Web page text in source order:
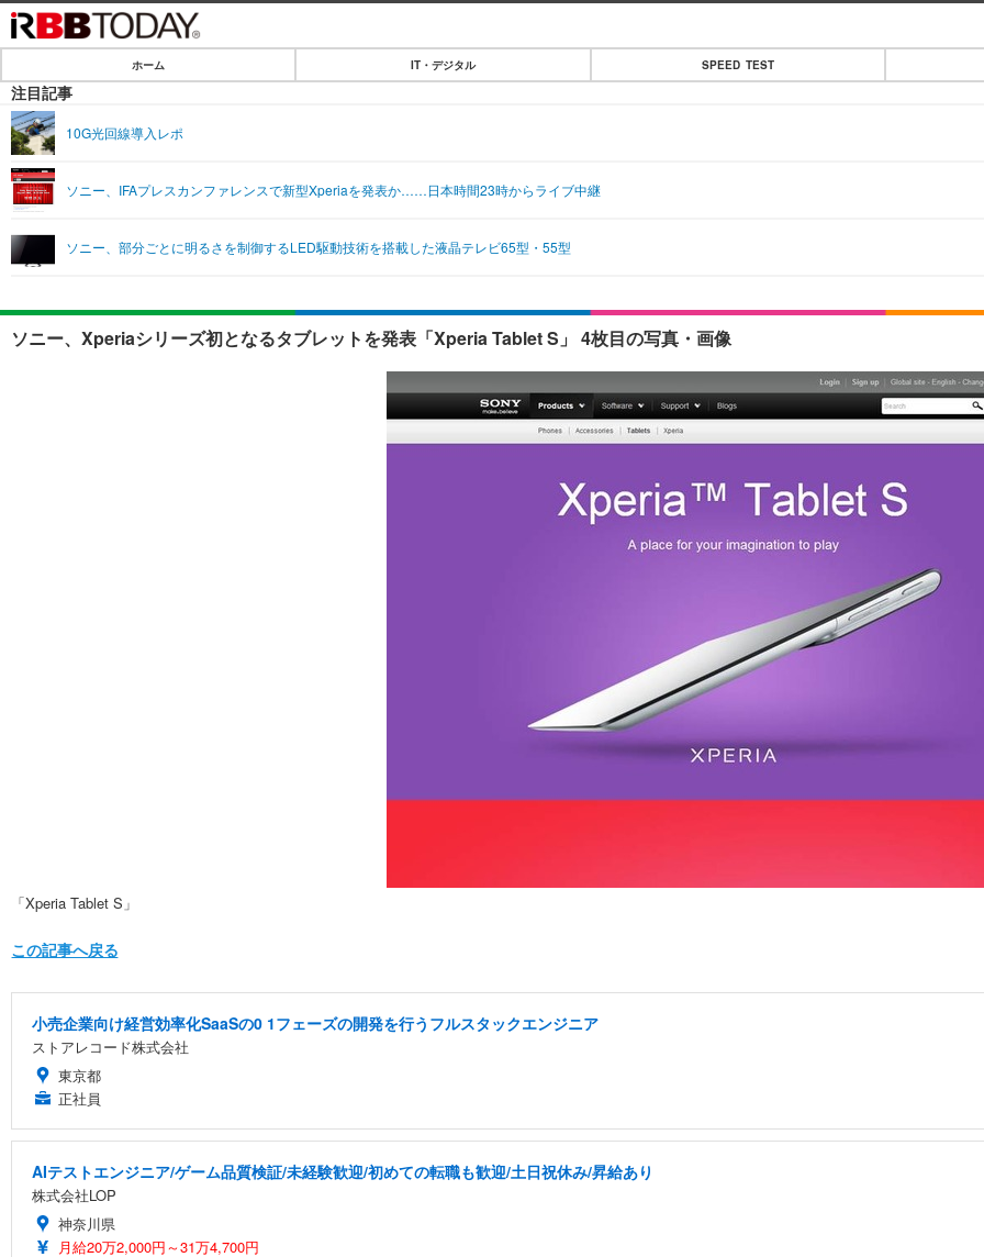
IT・デジタル
ショッピング
SPEED TEST
エンタメ
エンタメTOP
音楽
グラビア
ライフ
ライフTOP
ペット
その他
リリース一覧
ホーム IT・デジタル SPEED TEST
注目記事
10G光回線導入レポ
ソニー、IFAプレスカンファレンスで新型Xperiaを発表か……日本時間23時からライブ中継
ソニー、部分ごとに明るさを制御するLED駆動技術を搭載した液晶テレビ65型・55型
ソニー、Xperiaシリーズ初となるタブレットを発表「Xperia Tablet S」 4枚目の写真・画像
「Xperia Tablet S」
この記事へ戻る
小売企業向け経営効率化SaaSの0 1フェーズの開発を行うフルスタックエンジニア
ストアレコード株式会社
東京都
正社員
AIテストエンジニア/ゲーム品質検証/未経験歓迎/初めての転職も歓迎/土日祝休み/昇給あり
株式会社LOP
神奈川県
月給20万2,000円～31万4,700円